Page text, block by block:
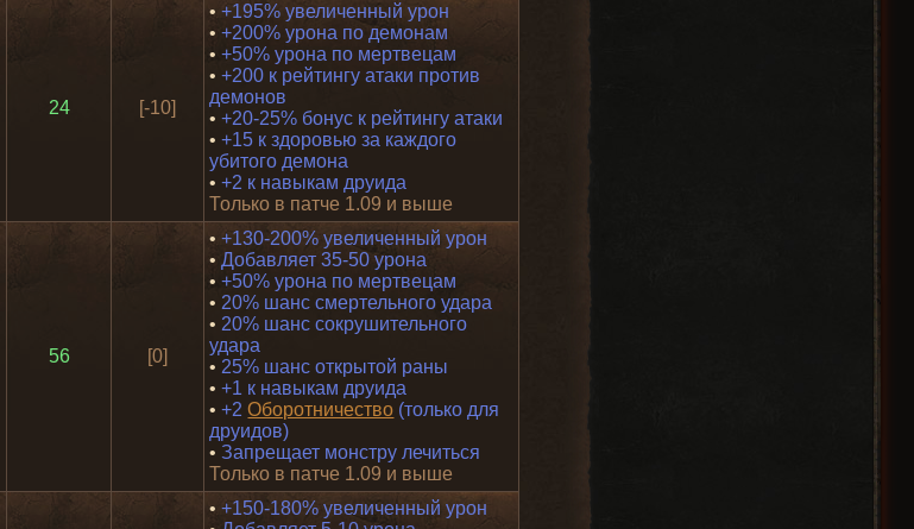
24 [-10]
• +195% увеличенный урон
• +200% урона по демонам
• +50% урона по мертвецам
• +200 к рейтингу атаки против
демонов
• +20-25% бонус к рейтингу атаки
• +15 к здоровью за каждого
убитого демона
• +2 к навыкам друида
Только в патче 1.09 и выше
56 [0]
• +130-200% увеличенный урон
• Добавляет 35-50 урона
• +50% урона по мертвецам
• 20% шанс смертельного удара
• 20% шанс сокрушительного
удара
• 25% шанс открытой раны
• +1 к навыкам друида
• +2Оборотничество (только для
друидов)
• Запрещает монстру лечиться
Только в патче 1.09 и выше
• +150-180% увеличенный урон